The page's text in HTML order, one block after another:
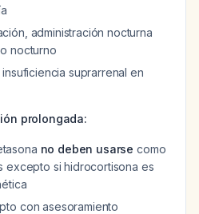
administración nocturna
nocturno
suprarrenal en
prolongada:
no deben usarse como
excepto si hidrocortisona es
con asesoramiento